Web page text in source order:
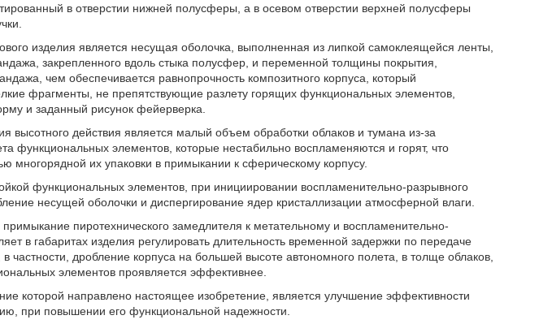
в отверстии нижней полусферы, а в осевом отверстии верхней полусферы
изделия является несущая оболочка, выполненная из липкой самоклеящейся ленты,
закрепленного вдоль стыка полусфер, и переменной толщины покрытия,
чем обеспечивается равнопрочность композитного корпуса, который
фрагменты, не препятствующие разлету горящих функциональных элементов,
и заданный рисунок фейерверка.
высотного действия является малый объем обработки облаков и тумана из-за
функциональных элементов, которые нестабильно воспламеняются и горят, что
многорядной их упаковки в примыкании к сферическому корпусу.
функциональных элементов, при инициировании воспламенительно-разрывного
несущей оболочки и диспергирование ядер кристаллизации атмосферной влаги.
пиротехнического замедлителя к метательному и воспламенительно-
в габаритах изделия регулировать длительность временной задержки по передаче
частности, дробление корпуса на большей высоте автономного полета, в толще облаков,
элементов проявляется эффективнее.
которой направлено настоящее изобретение, является улучшение эффективности
при повышении его функциональной надежности.